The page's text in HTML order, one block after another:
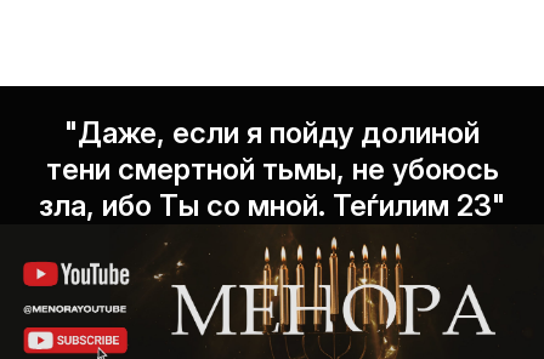
"Даже, если я пойду долиной
тени смертной тьмы, не убоюсь
зла, ибо Ты со мной. Теѓилим 23"